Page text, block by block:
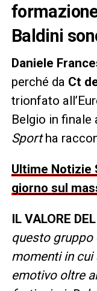
Baldini
Daniele
perché da Ct
trionfato
Belgio in finale
Sport ha
Ultime Notizie
giorno sul
IL VALORE
questo gruppo
momenti in
emotivo oltre